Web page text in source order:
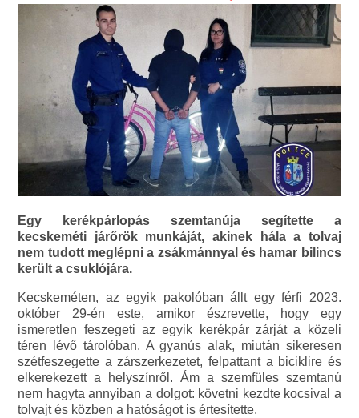
Egy kerékpárlopás szemtanúja segítette a
kecskeméti járőrök munkáját, akinek hála a tolvaj
nem tudott meglépni a zsákmánnyal és hamar bilincs
került a csuklójára.
Kecskeméten, az egyik pakolóban állt egy férfi 2023.
október 29-én este, amikor észrevette, hogy egy
ismeretlen feszegeti az egyik kerékpár zárját a közeli
téren lévő tárolóban. A gyanús alak, miután sikeresen
szétfeszegette a zárszerkezetet, felpattant a biciklire és
elkerekezett a helyszínről. Ám a szemfüles szemtanú
nem hagyta annyiban a dolgot: követni kezdte kocsival a
tolvajt és közben a hatóságot is értesítette.